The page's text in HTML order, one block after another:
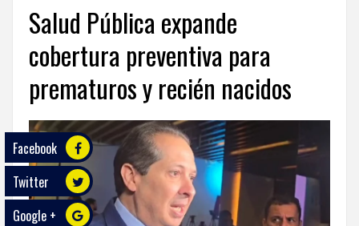
ECONOMÍA
DEPORTES
SALUD
TECNOLOGÍA
ECO
Salud Pública expande
cobertura preventiva para
prematuros y recién nacidos
Facebook
Twitter
Google +